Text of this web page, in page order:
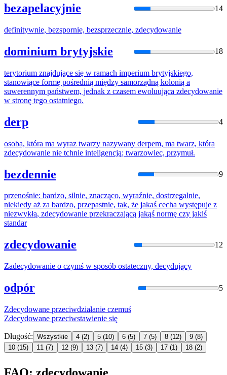
bezapelacyjnie 14
definitywnie, bezspornie, bezsprzecznie, zdecydowanie
dominium brytyjskie 18
terytorium znajdujące się w ramach imperium brytyjskiego,
stanowiące formę pośrednią między samorządną kolonią a
suwerennym państwem, jednak z czasem ewoluująca zdecydowanie
w stronę tego ostatniego.
derp 4
osoba, która ma wyraz twarzy nazywany derpem, ma twarz, która
zdecydowanie nie tchnie inteligencją; twarzowiec, przymuł.
bezdennie 9
przenośnie: bardzo, silnie, znacząco, wyraźnie, dostrzegalnie,
niekiedy aż za bardzo, przepastnie, tak, że jakaś cecha występuje z
niezwykłą, zdecydowanie przekraczającą jakąś normę czy jakiś
standar
zdecydowanie 12
Zadecydowanie o czymś w sposób ostateczny, decydujący
odpór 5
Zdecydowane przeciwdziałanie czemuś
Zdecydowane przeciwstawienie się
Długość: Wszystkie 4 (2) 5 (10) 6 (5) 7 (5) 8 (12) 9 (8)
10 (15) 11 (7) 12 (9) 13 (7) 14 (4) 15 (3) 17 (1) 18 (2)